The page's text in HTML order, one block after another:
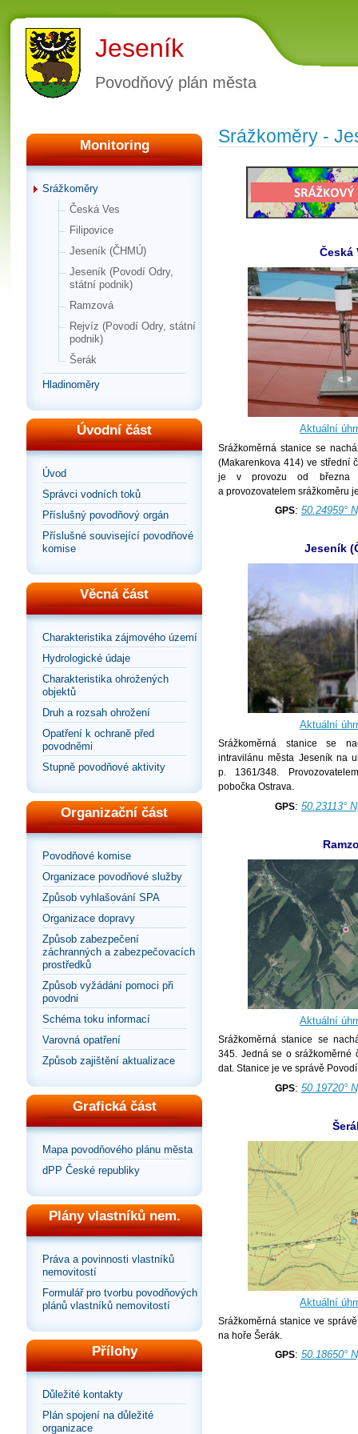
Jeseník
Povodňový plán města
Monitoring
Srážkoměry
Česká Ves
Filipovice
Jeseník (ČHMÚ)
Jeseník (Povodí Odry,
státní podnik)
Ramzová
Rejvíz (Povodí Odry, státní
podnik)
Šerák
Hladinoměry
Úvodní část
Úvod
Správci vodních toků
Příslušný povodňový orgán
Příslušné související povodňové
komise
Věcná část
Charakteristika zájmového území
Hydrologické údaje
Charakteristika ohrožených
objektů
Druh a rozsah ohrožení
Opatření k ochraně před
povodněmi
Stupně povodňové aktivity
Organizační část
Povodňové komise
Organizace povodňové služby
Způsob vyhlašování SPA
Organizace dopravy
Způsob zabezpečení
záchranných a zabezpečovacích
prostředků
Způsob vyžádání pomoci při
povodni
Schéma toku informací
Varovná opatření
Způsob zajištění aktualizace
Grafická část
Mapa povodňového plánu města
dPP České republiky
Plány vlastníků nem.
Práva a povinnosti vlastníků
nemovitostí
Formulář pro tvorbu povodňových
plánů vlastníků nemovitostí
Přílohy
Důležité kontakty
Plán spojení na důležité
organizace
Srážkoměry -
Česká
Aktuální
Srážkoměrná stanice se
(Makarenkova 414) ve střední
je v provozu od března
a provozovatelem srážkoměru
GPS: 50.24959°
Jeseník
Aktuální
Srážkoměrná stanice se
intravilánu města Jeseník na
p. 1361/348.
pobočka Ostrava.
GPS: 50.23113°
Aktuální
Srážkoměrná stanice se
345. Jedná se o srážkoměrné
dat. Stanice je ve správě
GPS: 50.19720°
Aktuální
Srážkoměrná stanice ve
na hoře Šerák.
GPS: 50.18650°